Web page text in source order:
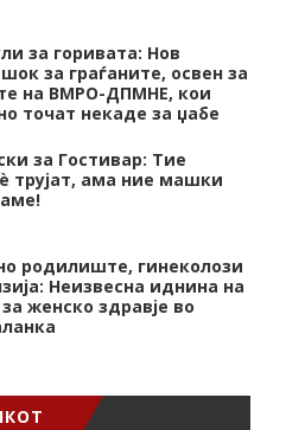
за горивата: Нов
за граѓаните, освен за
на ВМРО-ДПМНЕ, кои
точат некаде за џабе
за Гостивар: Тие
трујат, ама ние машки
родилиште, гинеколози
Неизвесна иднина на
женско здравје во